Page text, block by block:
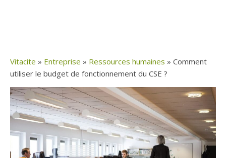
Vitacite » Entreprise » Ressources humaines » Comment
utiliser le budget de fonctionnement du CSE ?